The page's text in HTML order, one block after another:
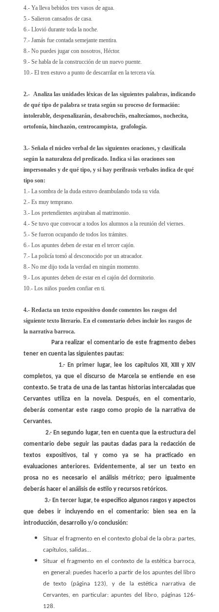
4.- Ya lleva bebidos tres vasos de agua.
5.- Salieron cansados de casa.
6.- Llovió durante toda la noche.
7.- Jamás fue contada semejante mentira.
8.- No puedes jugar con nosotros, Héctor.
9.- Se habla de la construcción de un nuevo puente.
10.- El tren estuvo a punto de descarrilar en la tercera vía.
2.- Analiza las unidades léxicas de las siguientes palabras, indicando
de qué tipo de palabra se trata según su proceso de formación:
intolerable, despenalizarán, desabrochéis, enaltecíamos, nochecita,
ortofonía, hinchazón, centrocampista, grafología.
3.- Señala el núcleo verbal de las siguientes oraciones, y clasifícala
según la naturaleza del predicado. Indica si las oraciones son
impersonales y de qué tipo, y si hay perífrasis verbales indica de qué
tipo son:
1.- La sombra de la duda estuvo deambulando toda su vida.
2.- Es muy temprano.
3.- Los pretendientes aspiraban al matrimonio.
4.- Se tuvo que convocar a todos los alumnos a la reunión del viernes.
5.- Se fueron ocupando de todos los trámites.
6.- Los apuntes deben de estar en el tercer cajón.
7.- La policía tomó al desconocido por un atracador.
8.- No me dijo toda la verdad en ningún momento.
9.- Los apuntes deben de estar en el cajón del dormitorio.
10.- Los niños pueden confiar en ti.
4.- Redacta un texto expositivo donde comentes los rasgos del
siguiente texto literario. En el comentario debes incluir los rasgos de
la narrativa barroca.
Para realizar el comentario de este fragmento debes
tener en cuenta las siguientes pautas:
1.- En primer lugar, lee los capítulos XII, XIII y XIV
completos, ya que el discurso de Marcela se entiende en ese
contexto. Se trata de una de las tantas historias intercaladas que
Cervantes utiliza en la novela. Después, en el comentario,
deberás comentar este rasgo como propio de la narrativa de
Cervantes.
2.- En segundo lugar, ten en cuenta que la estructura del
comentario debe seguir las pautas dadas para la redacción de
textos expositivos, tal y como ya se ha practicado en
evaluaciones anteriores. Evidentemente, al ser un texto en
prosa no es necesario el análisis métrico; pero igualmente
deberás hacer el análisis de estilo y recursos retóricos.
3.- En tercer lugar, te especifico algunos rasgos y aspectos
que debes ir incluyendo en el comentario: bien sea en la
introducción, desarrollo y/o conclusión:
Situar el fragmento en el contexto global de la obra: partes,
capítulos, salidas…
Situar el fragmento en el contexto de la estética barroca,
en general: puedes hacerlo a partir de los apuntes del libro
de texto (página 123), y de la estética narrativa de
Cervantes, en particular: apuntes del libro, páginas 126-
128.